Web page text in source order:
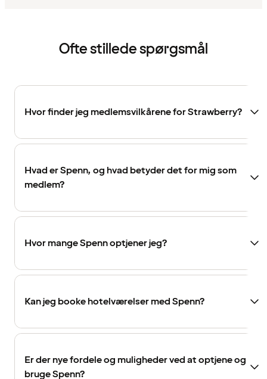
Ofte stillede spørgsmål
Hvor finder jeg medlemsvilkårene for Strawberry?
Hvad er Spenn, og hvad betyder det for mig som
medlem?
Hvor mange Spenn optjener jeg?
Kan jeg booke hotelværelser med Spenn?
Er der nye fordele og muligheder ved at optjene og
bruge Spenn?